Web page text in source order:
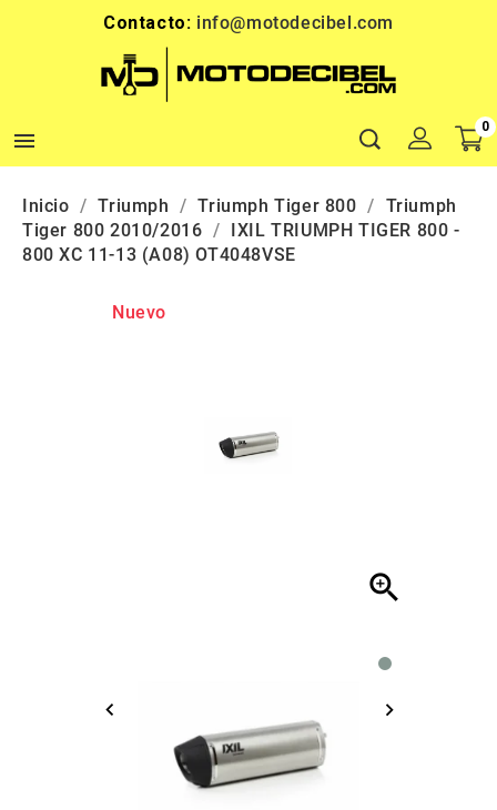
Contacto: info@motodecibel.com

0
Inicio Triumph Triumph Tiger 800
Triumph
Tiger 800 2010/2016
IXIL TRIUMPH TIGER 800 -
800 XC 11-13 (A08) OT4048VSE
Nuevo
